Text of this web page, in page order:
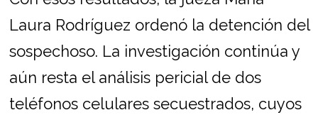
Laura Rodríguez ordenó la detención del
sospechoso. La investigación continúa y
aún resta el análisis pericial de dos
teléfonos celulares secuestrados, cuyos